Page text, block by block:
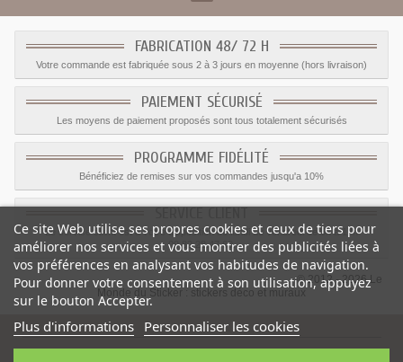
FABRICATION 48/ 72 H
Votre commande est fabriquée sous 2 à 3 jours en moyenne (hors livraison)
PAIEMENT SÉCURISÉ
Les moyens de paiement proposés sont tous totalement sécurisés
PROGRAMME FIDÉLITÉ
Bénéficiez de remises sur vos commandes jusqu'a 10%
Le service client est a votre disposition du lundi au vendredi de 8h à 17h
09.82.28.47.69.
© 2012 - 2026 Le
Monde du Sticker :
stickers déco et muraux
Ce site Web utilise ses propres cookies et ceux de tiers pour
améliorer nos services et vous montrer des publicités liées à
vos préférences en analysant vos habitudes de navigation.
Pour donner votre consentement à son utilisation, appuyez
sur le bouton Accepter.
Plus d'informations Personnaliser les cookies